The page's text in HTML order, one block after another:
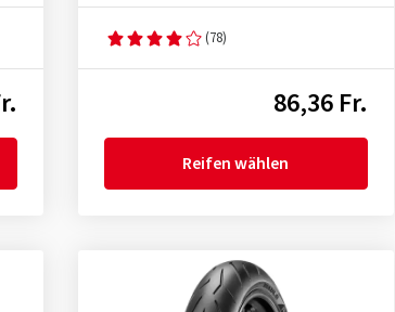
(78)
86,36 Fr.
Reifen wählen